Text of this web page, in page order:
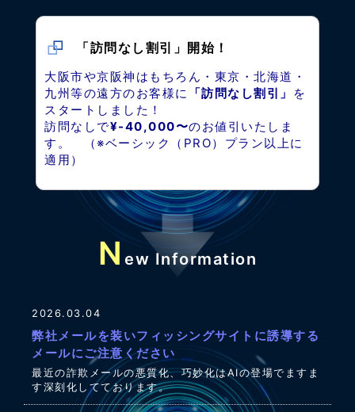
「訪問なし割引」開始！
大阪市や京阪神はもちろん・東京・北海道・
九州等の遠方のお客様に
「訪問なし割引」
を
スタートしました！
訪問なしで¥-40,000〜のお値引いたしま
す。 （※ベーシック（PRO）プラン以上に
適用）
N ew Information
2026.03.04
弊社メールを装いフィッシングサイトに誘導する
メールにご注意ください
最近の詐欺メールの悪質化、巧妙化はAIの登場でますま
す深刻化してております。